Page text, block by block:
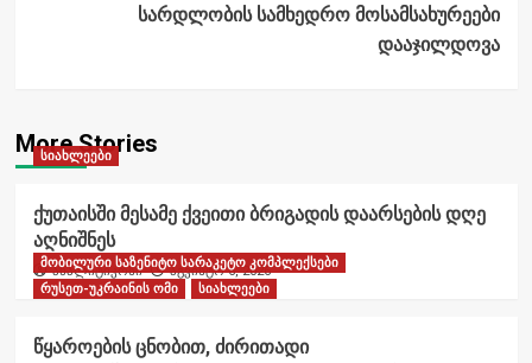
სარდლობის სამხედრო მოსამსახურეები
დააჯილდოვა
More Stories
სიახლეები
ქუთაისში მესამე ქვეითი ბრიგადის დაარსების დღე
აღნიშნეს
ანალიტიკოსი აგვისტო 6, 2026
მობილური საზენიტო სარაკეტო კომპლექსები
რუსეთ-უკრაინის ომი
სიახლეები
წყაროების ცნობით, ძირითადი